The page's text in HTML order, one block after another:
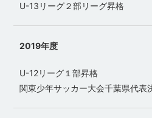
U-13リーグ２部リーグ昇格
2019年度
U-12リーグ１部昇格
関東少年サッカー大会千葉県代表